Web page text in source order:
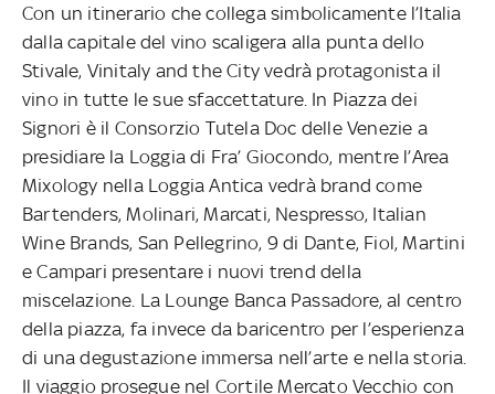
Con un itinerario che collega simbolicamente l’Italia
dalla capitale del vino scaligera alla punta dello
Stivale, Vinitaly and the City vedrà protagonista il
vino in tutte le sue sfaccettature. In Piazza dei
Signori è il Consorzio Tutela Doc delle Venezie a
presidiare la Loggia di Fra’ Giocondo, mentre l’Area
Mixology nella Loggia Antica vedrà brand come
Bartenders, Molinari, Marcati, Nespresso, Italian
Wine Brands, San Pellegrino, 9 di Dante, Fiol, Martini
e Campari presentare i nuovi trend della
miscelazione. La Lounge Banca Passadore, al centro
della piazza, fa invece da baricentro per l’esperienza
di una degustazione immersa nell’arte e nella storia.
Il viaggio prosegue nel Cortile Mercato Vecchio con